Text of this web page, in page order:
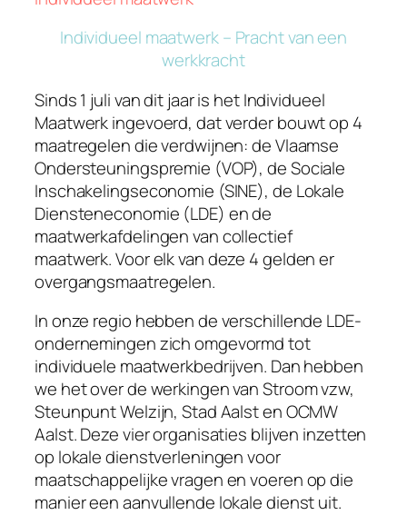
Individueel maatwerk – Pracht van een
werkkracht
Sinds 1 juli van dit jaar is het Individueel
Maatwerk ingevoerd, dat verder bouwt op 4
maatregelen die verdwijnen: de Vlaamse
Ondersteuningspremie (VOP), de Sociale
Inschakelingseconomie (SINE), de Lokale
Diensteneconomie (LDE) en de
maatwerkafdelingen van collectief
maatwerk. Voor elk van deze 4 gelden er
overgangsmaatregelen.
In onze regio hebben de verschillende LDE-
ondernemingen zich omgevormd tot
individuele maatwerkbedrijven. Dan hebben
we het over de werkingen van Stroom vzw,
Steunpunt Welzijn, Stad Aalst en OCMW
Aalst. Deze vier organisaties blijven inzetten
op lokale dienstverleningen voor
maatschappelijke vragen en voeren op die
manier een aanvullende lokale dienst uit.